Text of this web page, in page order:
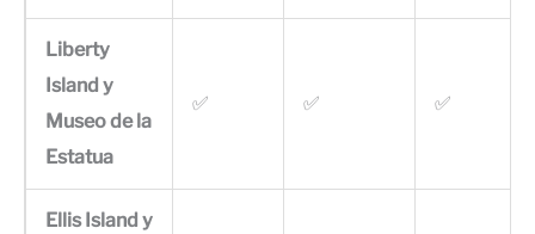
Liberty
Island y
Museo de la
Estatua
✅ ✅ ✅
Ellis Island y